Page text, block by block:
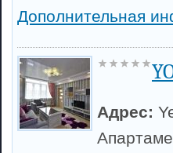
Дополнительная
Адрес: